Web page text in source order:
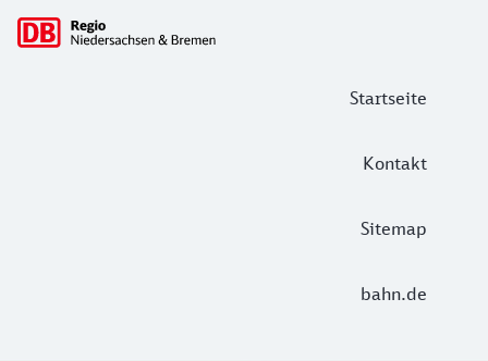
Startseite
Kontakt
Sitemap
bahn.de
Hauptnavigation